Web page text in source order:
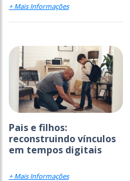
+ Mais Informações
Pais e filhos:
reconstruindo vínculos
em tempos digitais
+ Mais Informações